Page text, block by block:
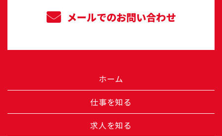
メールでのお問い合わせ
ホーム
仕事を知る
求人を知る